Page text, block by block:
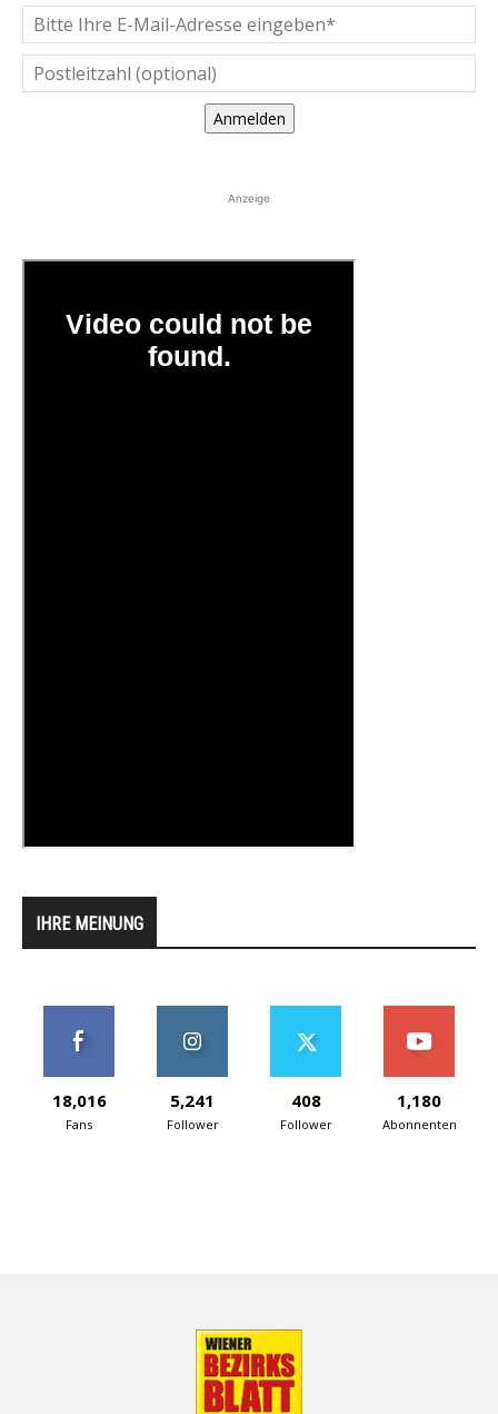
Anmelden
Anzeige
IHRE MEINUNG
18,016
Fans
5,241
Follower
408
Follower
1,180
Abonnenten